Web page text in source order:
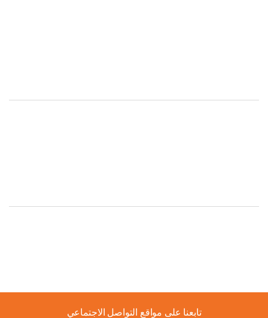
تابعنا على مواقع التواصل الاجتماعي